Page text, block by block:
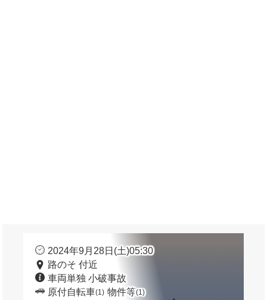
2024年9月28日(土)05:30
路のそ 付近
車両単独 小破事故
原付自転車(1) 物件等(1)